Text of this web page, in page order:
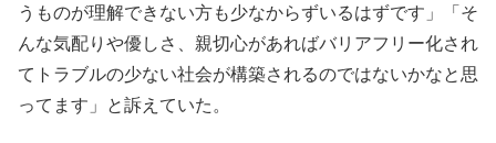
うものが理解できない方も少なからずいるはずです」「そ
んな気配りや優しさ、親切心があればバリアフリー化され
てトラブルの少ない社会が構築されるのではないかなと思
ってます」と訴えていた。